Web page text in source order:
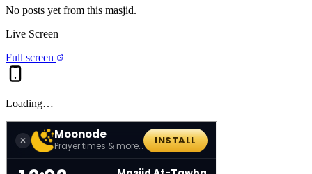
No posts yet from this masjid.
Live Screen
Full screen
Loading…